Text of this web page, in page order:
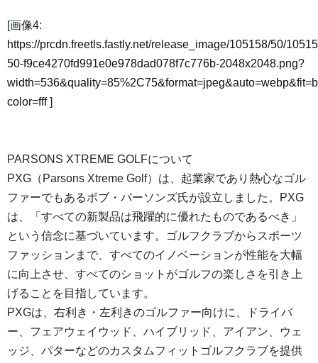
[画像4:
https://prcdn.freetls.fastly.net/release_image/105158/50/
50-f9ce4270fd991e0e978dad078f7c776b-2048x2048.png?
color=fff]
PARSONS XTREME GOLFについて
PXG（Parsons Xtreme Golf）は、起業家であり熱心なゴル
ファーでもあるボブ・パーソンズ氏が設立しました。PXG
は、「すべての新製品は飛躍的に優れたものであるべき」
という信念に基づいています。ゴルフクラブからスポーツ
ファッションまで、すべてのイノベーションが性能を大幅
に向上させ、すべてのショットがゴルフの楽しさを引き上
げることを目指しています。
PXGは、右利き・左利きのゴルファー向けに、ドライバ
ー、フェアウェイウッド、ハイブリッド、アイアン、ウェ
ッジ、パターなどのカスタムフィットゴルフクラブを提供